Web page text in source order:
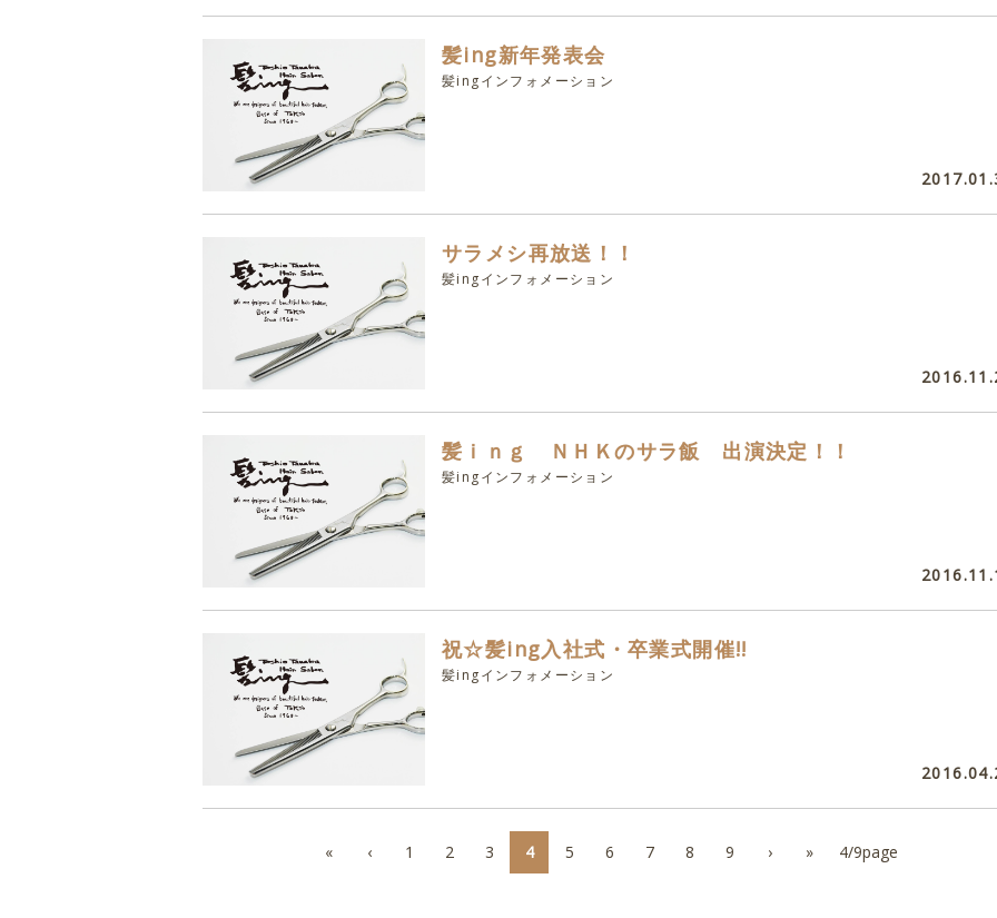
髪ing新年発表会
髪ingインフォメーション
サラメシ再放送！！
髪ingインフォメーション
髪ｉｎｇ ＮＨＫのサラ飯 出演決定！！
髪ingインフォメーション
祝☆髪ing入社式・卒業式開催!!
髪ingインフォメーション
« ‹ 1 2 3 4 5 6 7 8 9 › » 4/9page